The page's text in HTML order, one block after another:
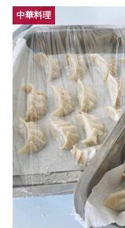
中華料理